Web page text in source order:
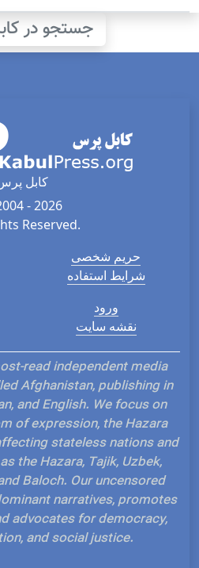
جستجو در
کابل
- 2026
Reserved.
حریم شخصی
شرایط استفاده
ورود
نقشه سایت
read independent media
Afghanistan, publishing in
and English. We focus on
of expression, the Hazara
stateless nations and
the Hazara, Tajik, Uzbek,
Baloch. Our uncensored
narratives, promotes
advocates for democracy,
and social justice.